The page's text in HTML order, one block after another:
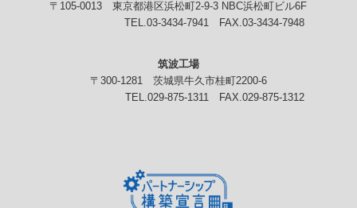
〒105-0013 東京都港区浜松町2-9-3 NBC浜松町ビル6F
TEL.03-3434-7941FAX.03-3434-7948
筑波工場
〒300-1281 茨城県牛久市桂町2200-6
TEL.029-875-1311FAX.029-875-1312